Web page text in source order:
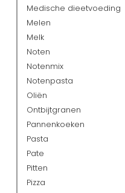
Medische dieetvoeding
Melen
Melk
Noten
Notenmix
Notenpasta
Oliën
Ontbijtgranen
Pannenkoeken
Pasta
Pate
Pitten
Pizza